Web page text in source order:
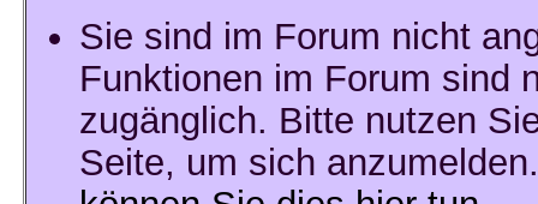
Sie sind im Forum nicht
Funktionen im Forum sind
zugänglich. Bitte nutzen
Seite, um sich